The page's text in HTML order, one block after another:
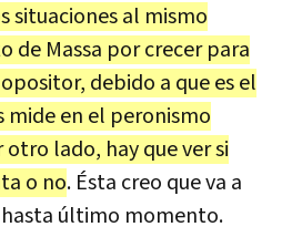
situacionesal mismo
de Massa porcrecer para
opositor, debido a queesel
mideen el peronismo
otro lado, hayqueversi
o no. Ésta creo queva a
hasta último momento.